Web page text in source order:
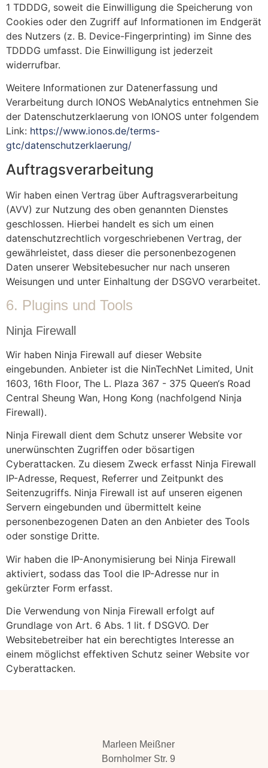
1 TDDDG, soweit die Einwilligung die Speicherung von
Cookies oder den Zugriff auf Informationen im Endgerät
des Nutzers (z. B. Device-Fingerprinting) im Sinne des
TDDDG umfasst. Die Einwilligung ist jederzeit
widerrufbar.
Weitere Informationen zur Datenerfassung und
Verarbeitung durch IONOS WebAnalytics entnehmen Sie
der Datenschutzerklaerung von IONOS unter folgendem
Link: https://www.ionos.de/terms-
gtc/datenschutzerklaerung/
Auftragsverarbeitung
Wir haben einen Vertrag über Auftragsverarbeitung
(AVV) zur Nutzung des oben genannten Dienstes
geschlossen. Hierbei handelt es sich um einen
datenschutzrechtlich vorgeschriebenen Vertrag, der
gewährleistet, dass dieser die personenbezogenen
Daten unserer Websitebesucher nur nach unseren
Weisungen und unter Einhaltung der DSGVO verarbeitet.
6. Plugins und Tools
Ninja Firewall
Wir haben Ninja Firewall auf dieser Website
eingebunden. Anbieter ist die NinTechNet Limited, Unit
1603, 16th Floor, The L. Plaza 367 - 375 Queen‘s Road
Central Sheung Wan, Hong Kong (nachfolgend Ninja
Firewall).
Ninja Firewall dient dem Schutz unserer Website vor
unerwünschten Zugriffen oder bösartigen
Cyberattacken. Zu diesem Zweck erfasst Ninja Firewall
IP-Adresse, Request, Referrer und Zeitpunkt des
Seitenzugriffs. Ninja Firewall ist auf unseren eigenen
Servern eingebunden und übermittelt keine
personenbezogenen Daten an den Anbieter des Tools
oder sonstige Dritte.
Wir haben die IP-Anonymisierung bei Ninja Firewall
aktiviert, sodass das Tool die IP-Adresse nur in
gekürzter Form erfasst.
Die Verwendung von Ninja Firewall erfolgt auf
Grundlage von Art. 6 Abs. 1 lit. f DSGVO. Der
Websitebetreiber hat ein berechtigtes Interesse an
einem möglichst effektiven Schutz seiner Website vor
Cyberattacken.
Marleen Meißner
Bornholmer Str. 9